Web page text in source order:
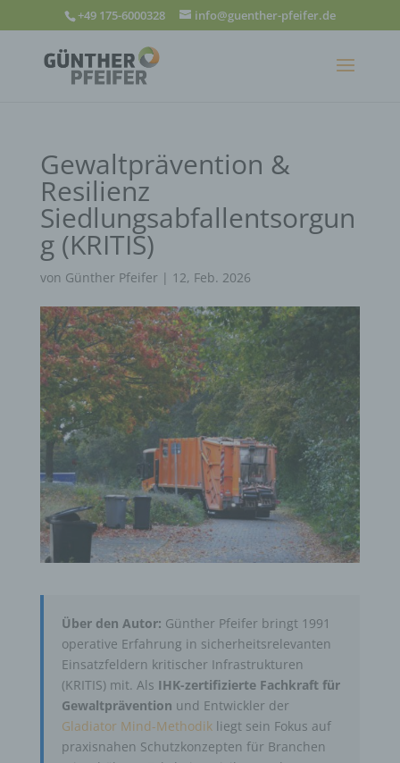
+49 175-6000328 info@guenther-pfeifer.de
Gewaltprävention &
Resilienz
Siedlungsabfallentsorgun
g (KRITIS)
von Günther Pfeifer| 12, Feb. 2026
Über den Autor: Günther Pfeifer bringt 1991
operative Erfahrung in sicherheitsrelevanten
Einsatzfeldern kritischer Infrastrukturen
(KRITIS) mit. Als IHK-zertifizierte Fachkraft für
Gewaltprävention und Entwickler der
Gladiator Mind-Methodikliegt sein Fokus auf
praxisnahen Schutzkonzepten für Branchen